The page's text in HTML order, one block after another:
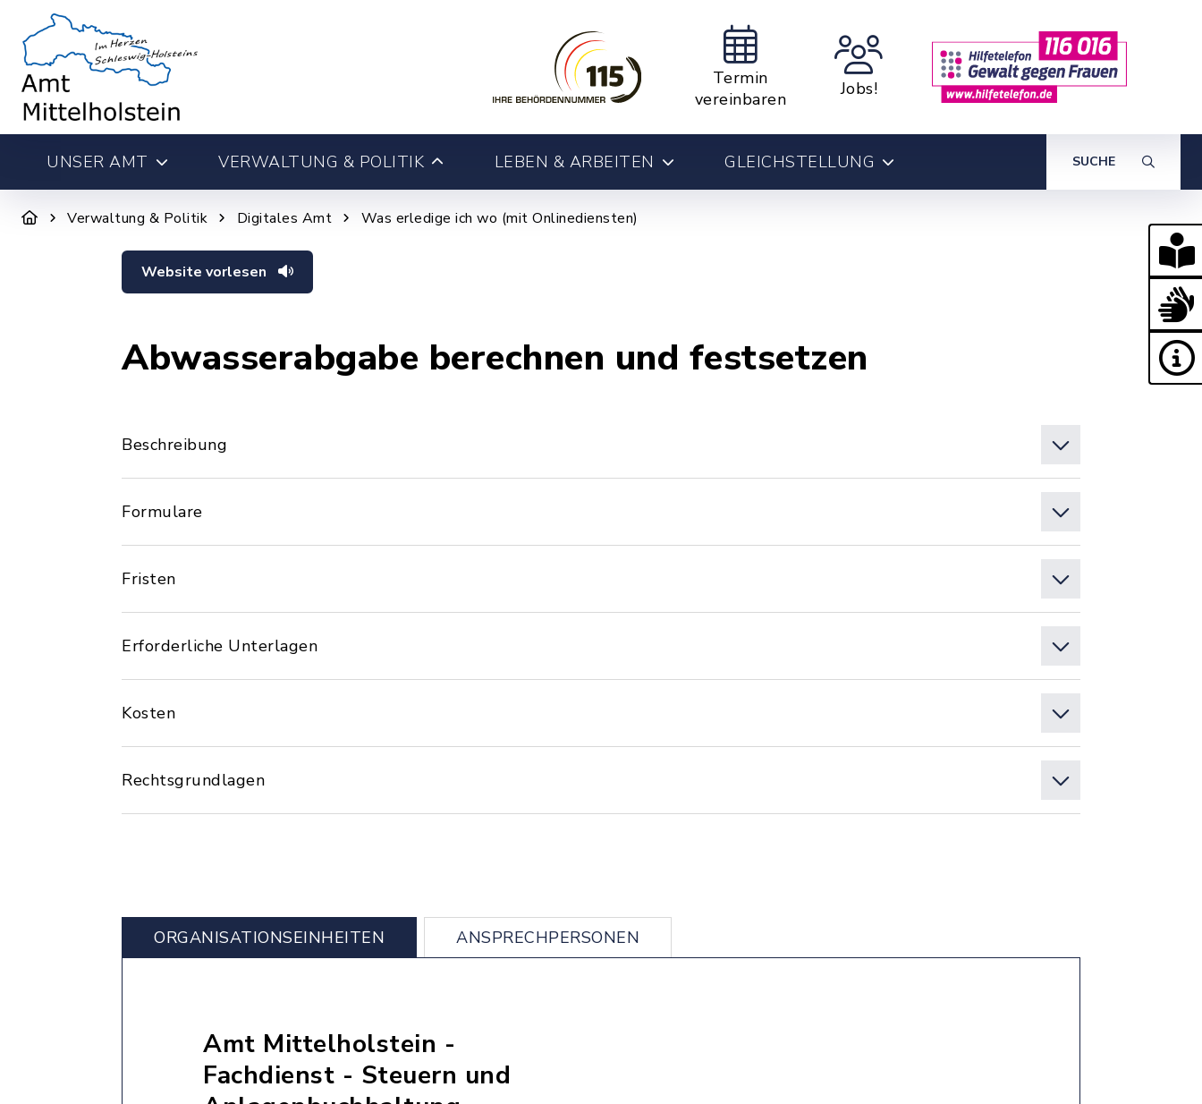
Termin
vereinbaren
Jobs!
UNSER AMT VERWALTUNG & POLITIK LEBEN & ARBEITEN GLEICHSTELLUNG SUCHE
Verwaltung & Politik Digitales Amt Was erledige ich wo (mit Onlinediensten)
Website vorlesen
Abwasserabgabe berechnen und festsetzen
Beschreibung
Formulare
Fristen
Erforderliche Unterlagen
Kosten
Rechtsgrundlagen
ORGANISATIONS­EINHEITEN ANSPRECHPERSONEN
Amt Mittelholstein -
Fachdienst - Steuern und